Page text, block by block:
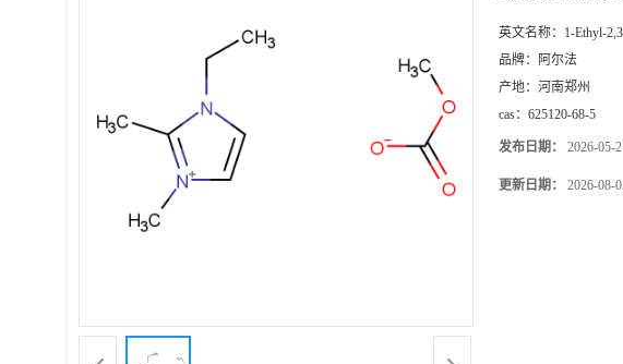
英文名称： 1-Ethyl-
品牌： 阿尔法
产地： 河南郑州
cas： 625120-68-5
发布日期： 2026-05-
更新日期： 2026-08-